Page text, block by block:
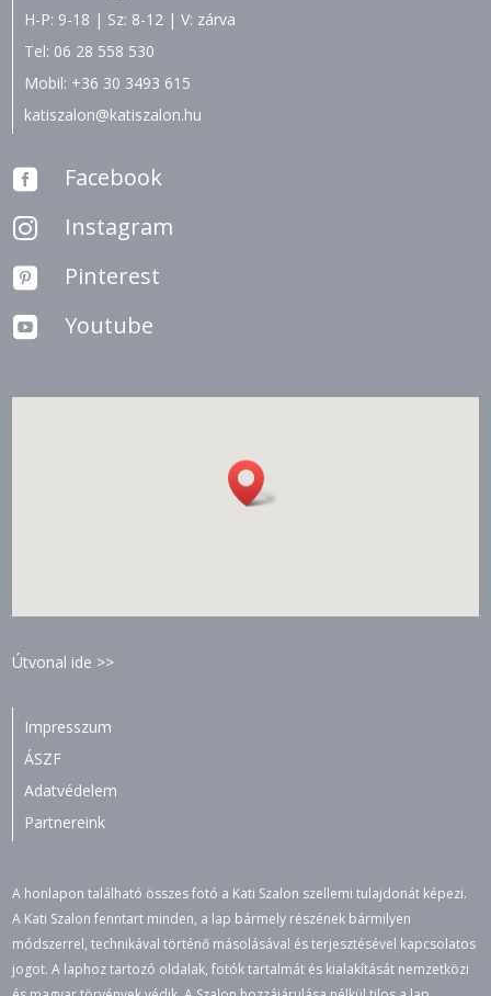
H-P: 9-18 | Sz: 8-12 | V: zárva
Tel: 06 28 558 530
Mobil: +36 30 3493 615
katiszalon@katiszalon.hu
 Facebook
 Instagram
 Pinterest
 Youtube
Útvonal ide >>
Impresszum
ÁSZF
Adatvédelem
Partnereink
A honlapon található összes fotó a Kati Szalon szellemi tulajdonát képezi.
A Kati Szalon fenntart minden, a lap bármely részének bármilyen
módszerrel, technikával történő másolásával és terjesztésével kapcsolatos
jogot. A laphoz tartozó oldalak, fotók tartalmát és kialakítását nemzetközi